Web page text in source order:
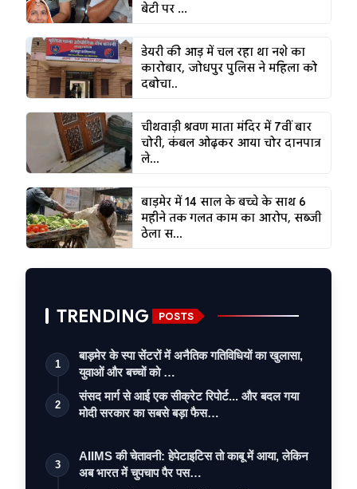
बेटी पर ...
डेयरी की आड़ में चल रहा था नशे का
कारोबार, जोधपुर पुलिस ने महिला को
दबोचा..
चीथवाड़ी श्रवण माता मंदिर में 7वीं बार
चोरी, कंबल ओढ़कर आया चोर दानपात्र
ले...
बाड़मेर में 14 साल के बच्चे के साथ 6
महीने तक गलत काम का आरोप, सब्जी
ठेला स...
TRENDING POSTS
1
बाड़मेर के स्पा सेंटरों में अनैतिक गतिविधियों का खुलासा,
युवाओं और बच्चों को …
2
संसद मार्ग से आई एक सीक्रेट रिपोर्ट... और बदल गया
मोदी सरकार का सबसे बड़ा फैस…
3
AIIMS की चेतावनी: हेपेटाइटिस तो काबू में आया, लेकिन
अब भारत में चुपचाप पैर पस…